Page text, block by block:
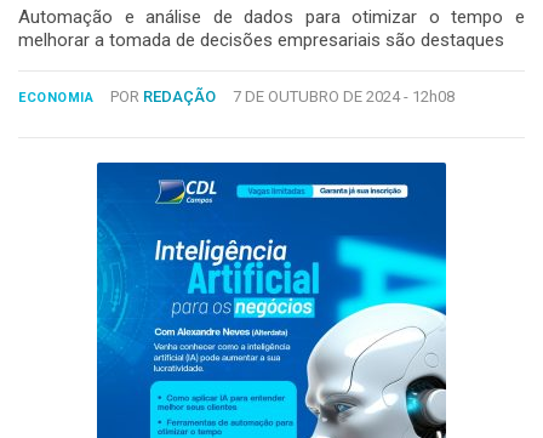
COLUNAS
FALE
CONOSCO
Copyright
Automação e análise de dados para otimizar o tempo e
melhorar a tomada de decisões empresariais são destaques
ECONOMIA POR REDAÇÃO 7 DE OUTUBRO DE 2024 - 12h08